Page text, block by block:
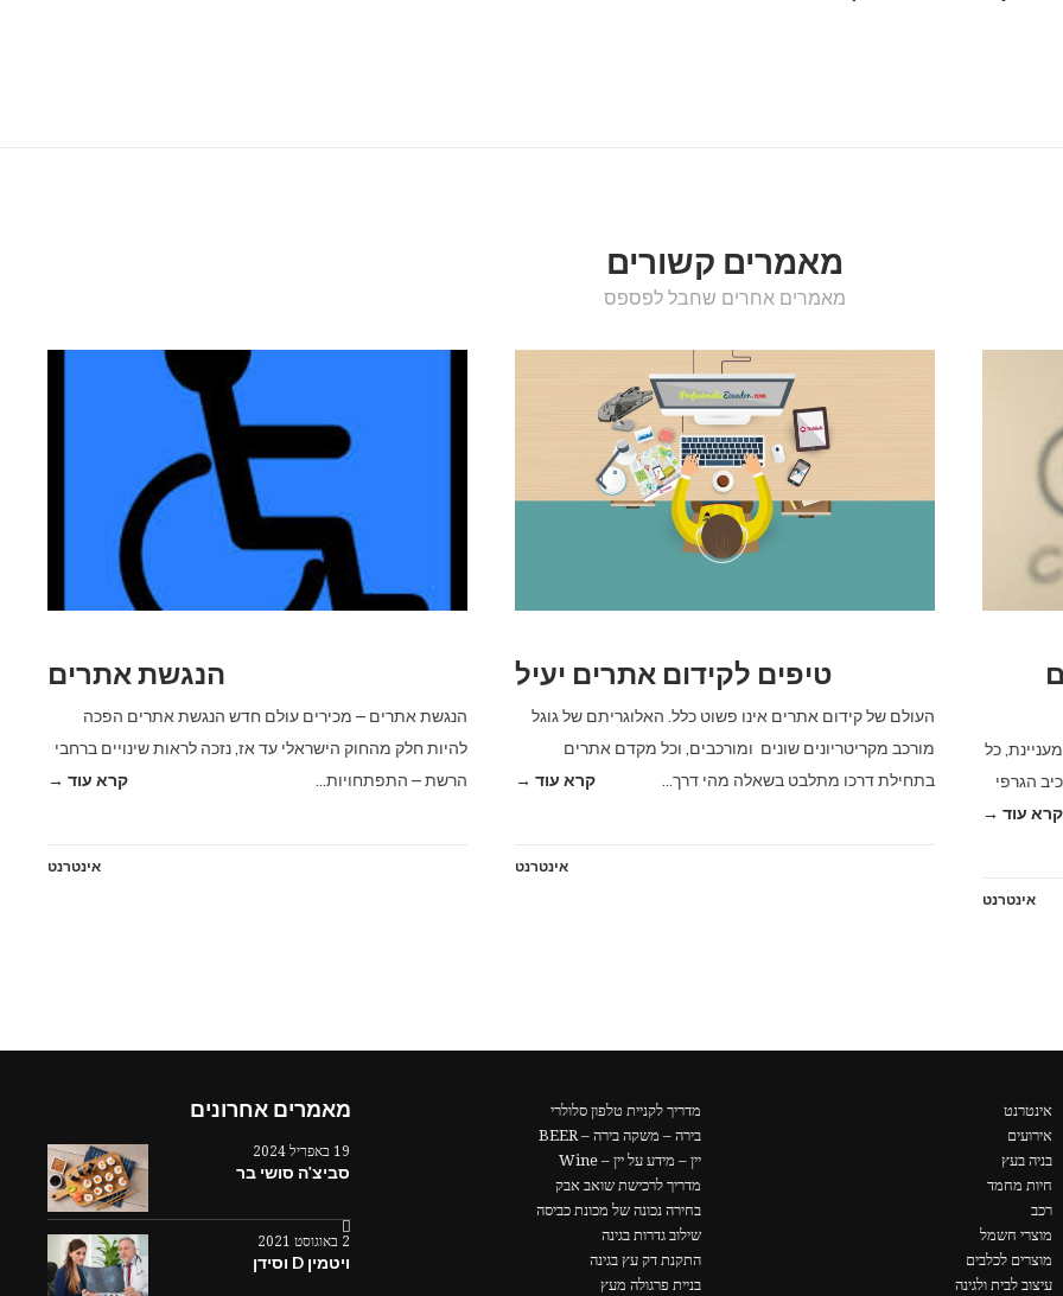
מאמרים קשורים
מאמרים אחרים שחבל לפספס
הנגשת אתרים
הנגשת אתרים – מכירים עולם חדש הנגשת אתרים הפכה
להיות חלק מהחוק הישראלי עד אז, נזכה לראות שינויים ברחבי
הרשת – התפתחויות…
קרא עוד →
אינטרנט
טיפים לקידום אתרים יעיל
העולם של קידום אתרים אינו פשוט כלל. האלוגריתם של גוגל
מורכב מקריטריונים שונים ומורכבים, וכל מקדם אתרים
בתחילת דרכו מתלבט בשאלה מהי דרך…
קרא עוד →
אינטרנט
כל
הגרפי
קרא עוד →
אינטרנט
מאמרים אחרונים
19 באפריל 2024
סביצ'ה סושי בר
2 באוגוסט 2021
ויטמין D וסידן
מדריך לקניית טלפון סלולרי
בירה – משקה בירה – BEER
יין – מידע על יין – Wine
מדריך לרכישת שואב אבק
בחירה נכונה של מכונת כביסה
שילוב גדרות בגינה
התקנת דק עץ בגינה
בניית פרגולה מעץ
אינטרנט
אירועים
בניה בעץ
חיות מחמד
רכב
מוצרי חשמל
מוצרים לכלבים
עיצוב לבית ולגינה